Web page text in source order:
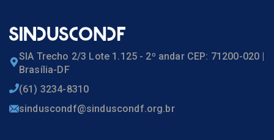
SIA Trecho 2/3 Lote 1.125 - 2º andar CEP: 71200-020 |
Brasília-DF
(61) 3234-8310
sinduscondf@sinduscondf.org.br